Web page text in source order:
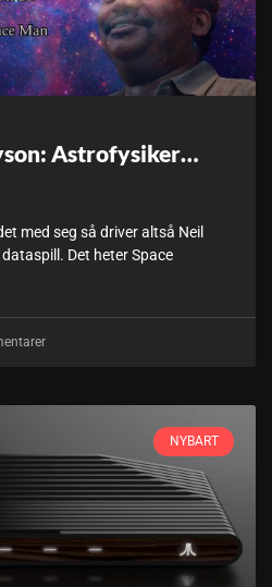
Astrofysiker…
med seg så driver altså Neil
Det heter Space
NYBART